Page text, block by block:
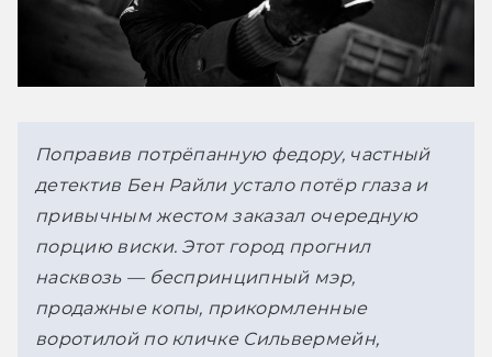
Поправив потрёпанную федору, частный
детектив Бен Райли устало потёр глаза и
привычным жестом заказал очередную
порцию виски. Этот город прогнил
насквозь — беспринципный мэр,
продажные копы, прикормленные
воротилой по кличке Сильвермейн,